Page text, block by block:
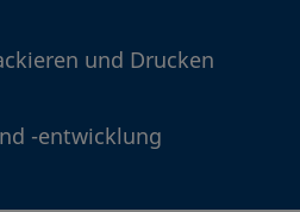
und Drucken
-entwicklung